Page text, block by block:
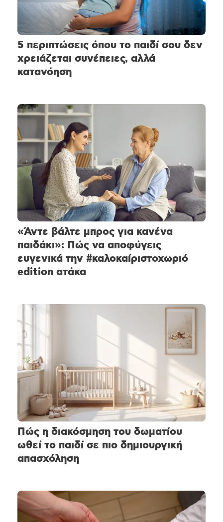
5 περιπτώσεις όπου το παιδί σου δεν
χρειάζεται συνέπειες, αλλά
κατανόηση
«Άντε βάλτε μπρος για κανένα
παιδάκι»: Πώς να αποφύγεις
ευγενικά την #καλοκαίριστοχωριό
edition ατάκα
Πώς η διακόσμηση του δωματίου
ωθεί το παιδί σε πιο δημιουργική
απασχόληση